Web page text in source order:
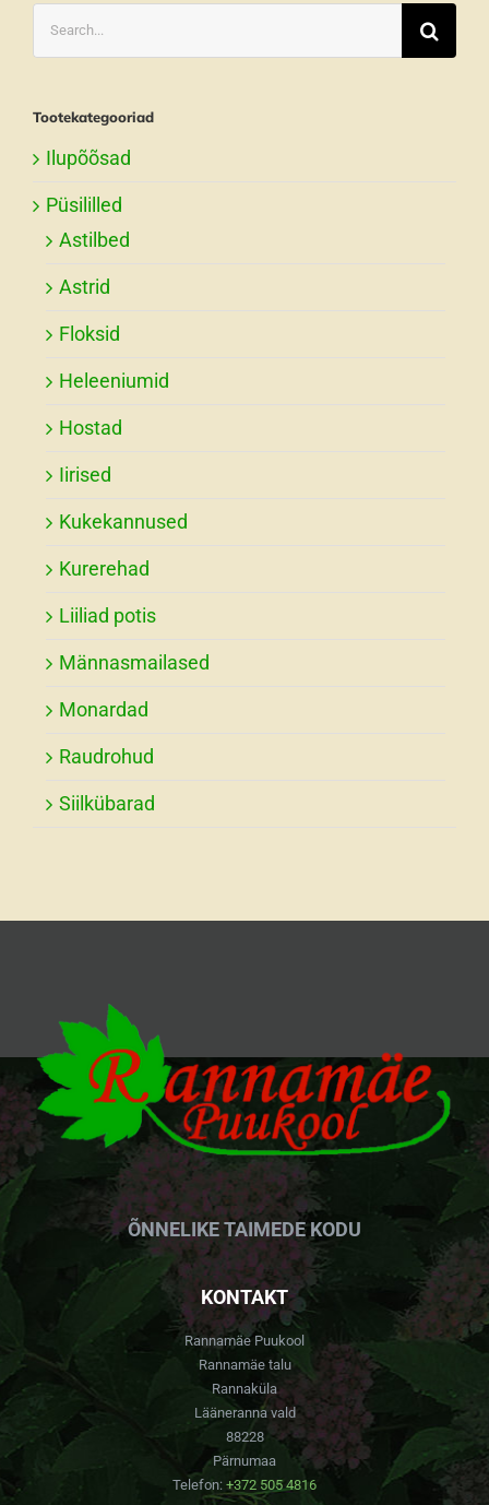
Search
for:
Tootekategooriad
Ilupõõsad
Püsililled
Astilbed
Astrid
Floksid
Heleeniumid
Hostad
Iirised
Kukekannused
Kurerehad
Liiliad potis
Männasmailased
Monardad
Raudrohud
Siilkübarad
ÕNNELIKE TAIMEDE KODU
KONTAKT
Rannamäe Puukool
Rannamäe talu
Rannaküla
Lääneranna vald
88228
Pärnumaa
Telefon: +372 505 4816